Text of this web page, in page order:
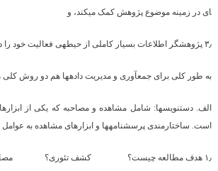
ای در زمینه موضوع پژوهش کمک می­کند، و
۳٫ پژوهشگر اطلاعات بسیار کاملی از حیطه­ی فعالیت خود را در اختیار نمونه قرار دهد.
به طور کلی برای جمع­آوری و مدیریت داده­ها هم دو روش
الف. دست­نویس­ها: شامل مشاهده و مصاحبه که یکی از
است. ساختارمندی پرسشنامه­ها و ابزارهای مشاهده به عوامل
۱٫ هدف مطالعه چیست؟ کشف تئوری؟ مصاحبه باز پاسخ